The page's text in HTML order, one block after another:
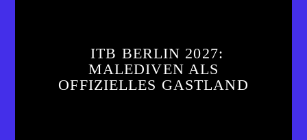
ITB BERLIN 2027:
MALEDIVEN ALS
OFFIZIELLES GASTLAND